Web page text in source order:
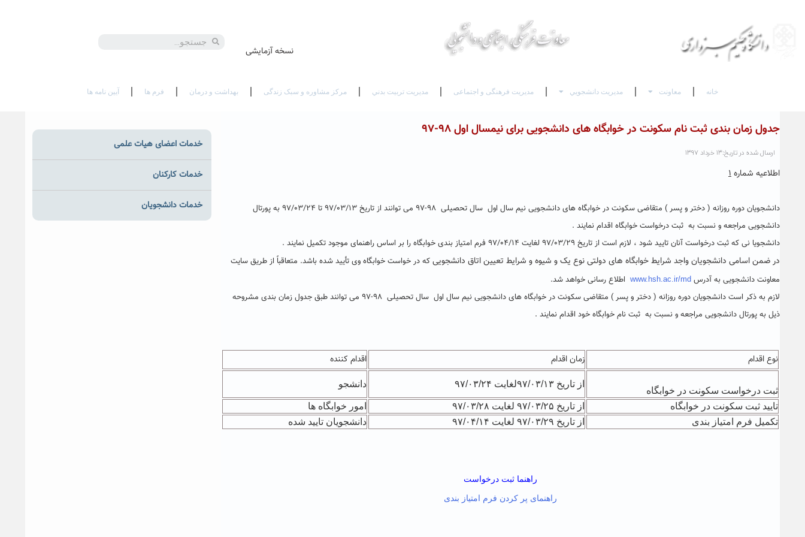
نسخه آزمایشی
خانه معاونت مديريت دانشجويي مدیریت فرهنگی و اجتماعی مديريت تربيت بدني مرکز مشاوره و سبک زندگی بهداشت و درمان فرم ها آیین نامه ها
جدول زمان بندی ثبت نام سکونت در خوابگاه های دانشجویی برای نیمسال اول ۹۸-۹۷
ارسال شده در تاریخ:۱۳ خرداد ۱۳۹۷
اطلاعیه شماره۱
دانشجویان دوره روزانه ( دختر و پسر ) متقاضی سکونت در خوابگاه های دانشجویی نیم سال اول سال تحصیلی ۹۸-۹۷ می توانند از تاریخ ۹۷/۰۳/۱۳ تا ۹۷/۰۳/۲۴ به پورتال
دانشجویی مراجعه و نسبت به ثبت درخواست خوابگاه اقدام نمایند .
دانشجویا نی که ثبت درخواست آنان تایید شود ، لازم است از تاریخ ۹۷/۰۳/۲۹ لغایت ۹۷/۰۴/۱۴ فرم امتیاز بندی خوابگاه را بر اساس راهنمای موجود تکمیل نمایند .
در ضمن اسامی دانشجویان واجد شرایط خوابگاه های دولتی نوع یک و شیوه و شرایط تعیین اتاق دانشجویی که در خواست خوابگاه وی تأیید شده باشد. متعاقباً از طریق سایت
معاونت دانشجویی به آدرس www.hsh.ac.ir/md اطلاع رسانی خواهد شد.
لازم به ذکر است دانشجویان دوره روزانه ( دختر و پسر ) متقاضی سکونت در خوابگاه های دانشجویی نیم سال اول سال تحصیلی ۹۸-۹۷ می توانند طبق جدول زمان بندی مشروحه
ذیل به پورتال دانشجویی مراجعه و نسبت به ثبت نام خوابگاه خود اقدام نمایند .
نوع اقدام زمان اقدام اقدام کننده
ثبت درخواست سکونت در خوابگاه
از تاریخ ۹۷/۰۳/۱۳لغایت ۹۷/۰۳/۲۴ دانشجو
تایید ثبت سکونت در خوابگاه از تاریخ ۹۷/۰۳/۲۵ لغایت ۹۷/۰۳/۲۸
امور خوابگاه ها
تکمیل فرم امتیاز بندی
از تاریخ ۹۷/۰۳/۲۹ لغایت ۹۷/۰۴/۱۴ دانشجویان تایید شده
راهنما ثبت درخواست
راهنمای پر کردن فرم امتیاز بندی
خدمات اعضای هیات علمی
خدمات کارکنان
خدمات دانشجویان